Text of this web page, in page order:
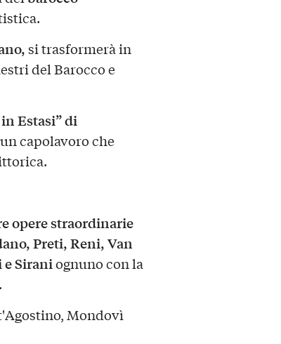
si trasformerà in
del Barocco e
Estasi” di
capolavoro che
opere straordinarie
Preti, Reni, Van
Siraniognuno con la
Mondovì